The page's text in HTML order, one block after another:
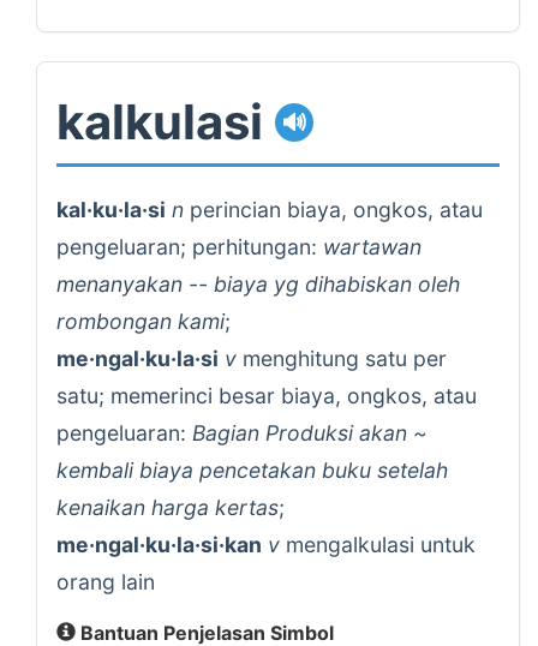
kalkulasi 🔊
kal·ku·la·si n perincian biaya, ongkos, atau
pengeluaran; perhitungan: wartawan
menanyakan -- biaya yg dihabiskan oleh
rombongan kami;
me·ngal·ku·la·si v menghitung satu per
satu; memerinci besar biaya, ongkos, atau
pengeluaran: Bagian Produksi akan ~
kembali biaya pencetakan buku setelah
kenaikan harga kertas;
me·ngal·ku·la·si·kan v mengalkulasi untuk
orang lain
Bantuan Penjelasan Simbol